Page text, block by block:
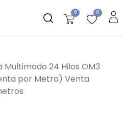
0 0
24 Hilos OM3
por Metro) Venta